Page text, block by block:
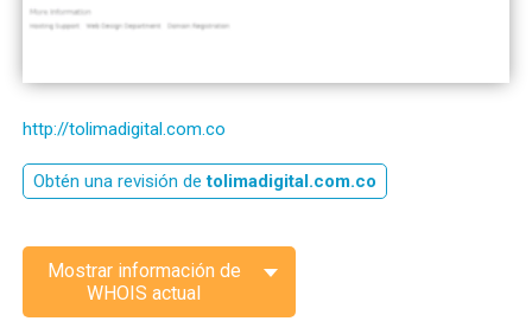
http://tolimadigital.com.co
Obtén una revisión detolimadigital.com.co
Mostrar información de
WHOIS actual